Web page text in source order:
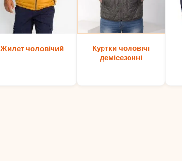
Жилет чоловічий
Куртки чоловічі
демісезонні